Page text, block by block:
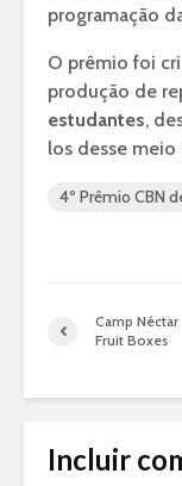
programação
O prêmio foi
produção de
estudantes,
los desse
4º Prêmio CBN
Camp Néctar
Fruit Boxes
Incluir